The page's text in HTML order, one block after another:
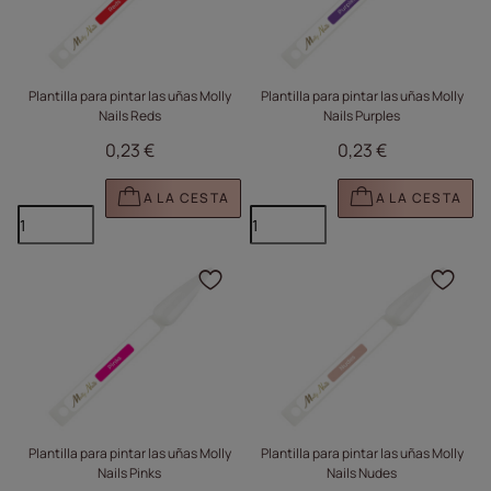
Plantilla para pintar las uñas Molly
Nails Reds
0,23 €
A LA CESTA
Plantilla para pintar las uñas Molly
Nails Purples
0,23 €
A LA CESTA
Plantilla para pintar las uñas Molly
Nails Pinks
Haga clic para añadir
Plantilla para pintar las uñas Molly
Nails Nudes